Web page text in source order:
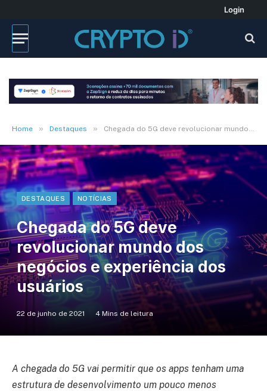
Login
Home » Destaques » Chegada do 5G deve revolucionar mundo dos negócios e experiência dos usuários
DESTAQUES NOTÍCIAS
Chegada do 5G deve
revolucionar mundo dos
negócios e experiência dos
usuários
22 de junho de 2021 4 Mins de leitura
A chegada do 5G vai permitir que os apps tenham uma
estrutura de desenvolvimento um pouco menos